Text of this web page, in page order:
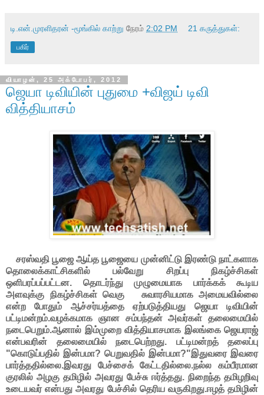
டி.என்.முரளிதரன் -மூங்கில் காற்று நேரம் 2:02 PM 21 கருத்துகள்:
பகிர்
வியாழன், 25 அக்டோபர், 2012
ஜெயா டிவியின் புதுமை +விஜய் டிவி
வித்தியாசம்
சரஸ்வதி பூஜை ஆய்த பூஜையை முன்னிட்டு இரண்டு நாட்களாக
தொலைக்காட்சிகளில் பல்வேறு சிறப்பு நிகழ்ச்சிகள்
ஒளிபரப்பப்பட்டன. தொடர்ந்து முழுமையாக பார்க்கக் கூடிய
அளவுக்கு நிகழ்ச்சிகள் வெகு சுவாரசியமாக அமையவில்லை
என்ற போதும் ஆச்சர்யத்தை ஏற்படுத்தியது ஜெயா டிவியின்
பட்டிமன்றம்.வழக்கமாக ஞான சம்பந்தன் அவர்கள் தலைமையில்
நடைபெறும்.ஆனால் இம்முறை வித்தியாசமாக இலங்கை ஜெயராஜ்
என்பவரின் தலைமையில் நடைபெற்றது. பட்டிமன்றத் தலைப்பு
"கொடுப்பதில் இன்பமா? பெறுவதில் இன்பமா?"இதுவரை இவரை
பார்த்ததில்லை.இவரது பேச்சைக் கேட்டதில்லை.நல்ல கம்பீரமான
குரலில் அழகு தமிழில் அவரது பேச்சு ஈர்த்தது. நிறைந்த தமிழறிவு
உடையவர் என்பது அவரது பேச்சில் தெரிய வருகிறது.ஈழத் தமிழின்